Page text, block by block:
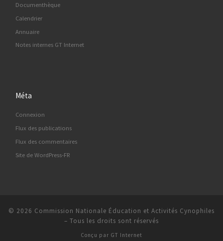
Documenthèque
Calendrier
Annuaire
Notes internes GT Internet
Méta
Connexion
Flux des publications
Flux des commentaires
Site de WordPress-FR
© 2026 Commission Nationale Éducation et Activités Cynophiles
– Tous les droits sont réservés
Conçu par GT Internet